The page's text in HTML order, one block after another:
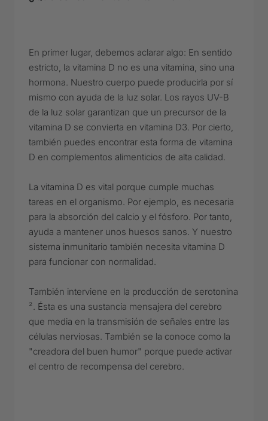
En primer lugar, debemos aclarar algo: En sentido
estricto, la vitamina D no es una vitamina, sino una
hormona. Nuestro cuerpo puede producirla por sí
mismo con ayuda de la luz solar. Los rayos UV-B
de la luz solar garantizan que un precursor de la
vitamina D se convierta en vitamina D3. Por cierto,
también puedes encontrar esta forma de vitamina
D en complementos alimenticios de alta calidad.
La vitamina D es vital porque cumple muchas
tareas en el organismo. Por ejemplo, es necesaria
para la absorción del calcio y el fósforo. Por tanto,
ayuda a mantener unos huesos sanos. Y nuestro
sistema inmunitario también necesita vitamina D
para funcionar con normalidad.
También interviene en la producción de serotonina
². Ésta es una sustancia mensajera del cerebro
que media en la transmisión de señales entre las
células nerviosas. También se la conoce como la
"creadora del buen humor" porque puede activar
el centro de recompensa del cerebro.